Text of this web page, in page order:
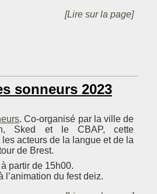
[Lire sur la page]
sonneurs 2023
. Co-organisé par la ville de
Sked et le CBAP, cette
acteurs de la langue et de la
de Brest.
partir de 15h00.
l’animation du fest deiz.